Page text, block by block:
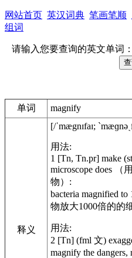
网站首页 英汉词典 笔画笔顺
组词
请输入您要查询的英文单词：
单词 magnify
释义
[/ˈmægnɪfaɪ;
用法:
1 [Tn, Tn.pr] make
microscope does
物）:
bacteria magnified to
物放大1000倍的的
用法:
2 [Tn] (fml 文)
magnify the